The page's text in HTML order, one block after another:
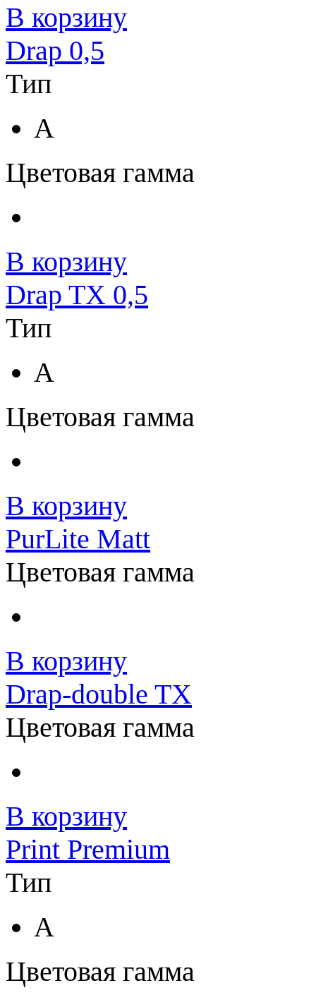
В корзину
Drap 0,5
Тип
A
Цветовая гамма
В корзину
Drap TX 0,5
Тип
A
Цветовая гамма
В корзину
PurLite Matt
Цветовая гамма
В корзину
Drap-double TX
Цветовая гамма
В корзину
Print Premium
Тип
A
Цветовая гамма